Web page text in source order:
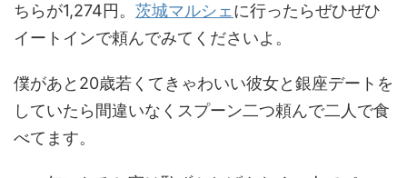
ちらが1,274円。 茨城マルシェに行ったらぜひぜひ
イートインで頼んでみてくださいよ。
僕があと20歳若くてきゃわいい彼女と銀座デートを
していたら間違いなくスプーン二つ頼んで二人で食
べてます。